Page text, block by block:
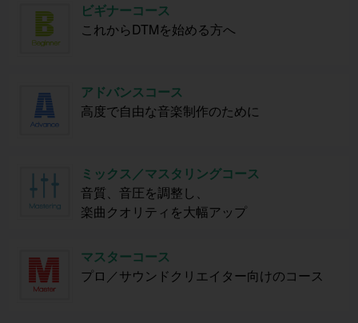
ビギナーコース
これからDTMを始める方へ
アドバンスコース
高度で自由な音楽制作のために
ミックス／マスタリングコース
音質、音圧を調整し、
楽曲クオリティを大幅アップ
マスターコース
プロ／サウンドクリエイター向けのコース